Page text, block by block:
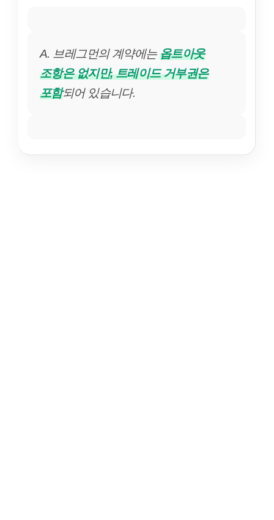
A. 브레그먼의 계약에는옵트아웃
조항은 없지만, 트레이드 거부권은
포함되어 있습니다.